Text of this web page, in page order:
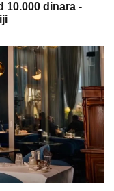
10.000 dinara -